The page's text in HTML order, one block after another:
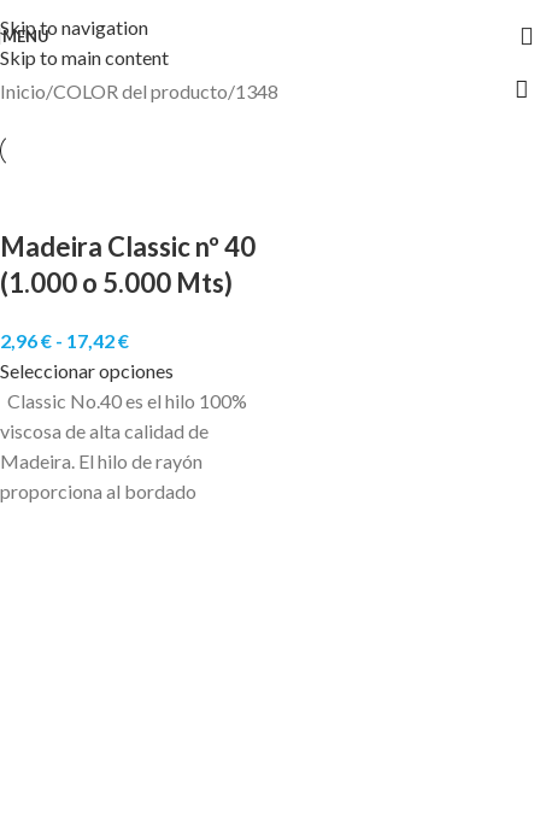
Skip to navigation
Skip to main content
MENU
Inicio COLOR del producto 1348
Madeira Classic nº 40
(1.000 o 5.000 Mts)
2,96€ - 17,42€
Seleccionar opciones
Classic No.40 es el hilo 100%
viscosa de alta calidad de
Madeira. El hilo de rayón
proporciona al bordado